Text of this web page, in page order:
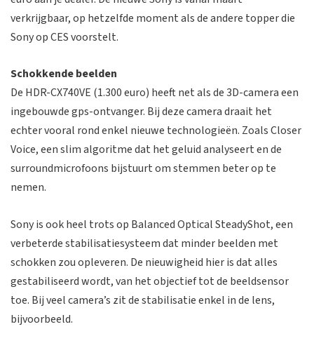
verkrijgbaar, op hetzelfde moment als de andere topper die
Sony op CES voorstelt.
Schokkende beelden
De HDR-CX740VE (1.300 euro) heeft net als de 3D-camera een
ingebouwde gps-ontvanger. Bij deze camera draait het
echter vooral rond enkel nieuwe technologieën. Zoals Closer
Voice, een slim algoritme dat het geluid analyseert en de
surroundmicrofoons bijstuurt om stemmen beter op te
nemen.
Sony is ook heel trots op Balanced Optical SteadyShot, een
verbeterde stabilisatiesysteem dat minder beelden met
schokken zou opleveren. De nieuwigheid hier is dat alles
gestabiliseerd wordt, van het objectief tot de beeldsensor
toe. Bij veel camera’s zit de stabilisatie enkel in de lens,
bijvoorbeeld.